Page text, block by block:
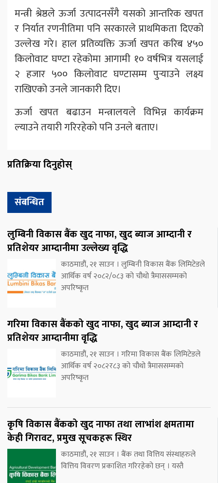
मन्त्री श्रेष्ठले ऊर्जा उत्पादनसँगै यसको आन्तरिक खपत
र निर्यात रणनीतिमा पनि सरकारले प्राथमिकता दिएको
उल्लेख गरे। हाल प्रतिव्यक्ति ऊर्जा खपत करिब ४५०
किलोवाट घण्टा रहेकोमा आगामी १० वर्षभित्र यसलाई
२ हजार ५०० किलोवाट घण्टासम्म पुर्‍याउने लक्ष्य
राखिएको उनले जानकारी दिए।
ऊर्जा खपत बढाउन मन्त्रालयले विभिन्न कार्यक्रम
ल्याउने तयारी गरिरहेको पनि उनले बताए।
प्रतिक्रिया दिनुहोस्
संबन्धित
लुम्बिनी विकास बैंक खुद नाफा, खुद ब्याज आम्दानी र
प्रतिशेयर आम्दानीमा उल्लेख्य वृद्धि
काठमाडौं, २१ साउन । लुम्बिनी विकास बैंक लिमिटेडले
आर्थिक वर्ष २०८२/०८३ को चौथो त्रैमाससम्मको
अपरिष्कृत
गरिमा विकास बैंकको खुद नाफा, खुद ब्याज आम्दानी र
प्रतिशेयर आम्दानीमा वृद्धि
काठमाडौं, २१ साउन । गरिमा विकास बैंक लिमिटेडले
आर्थिक वर्ष २०८२र८३ को चौथो त्रैमाससम्मको
अपरिष्कृत
कृषि विकास बैंकको खुद नाफा तथा लाभांश क्षमतामा
केही गिरावट, प्रमुख सूचकहरू स्थिर
काठमाडौं, २१ साउन । बैंक तथा वित्तिय संस्थाहरुले
वित्तिय विवरण प्रकाशित गरिरहेको छन् । यस्तै